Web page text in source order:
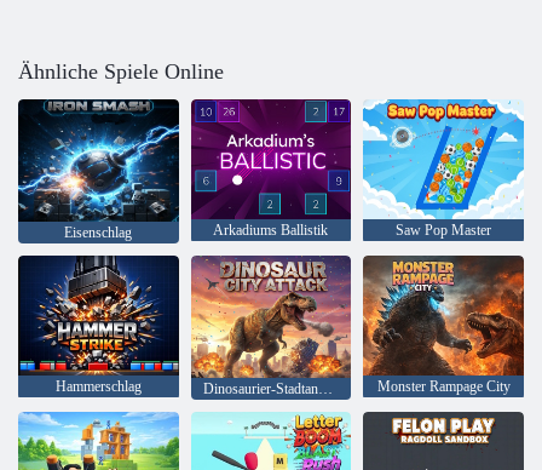
Ähnliche Spiele Online
Eisenschlag Arkadiums Ballistik Saw Pop Master
Hammerschlag Dinosaurier-Stadtangriff Monster Rampage City